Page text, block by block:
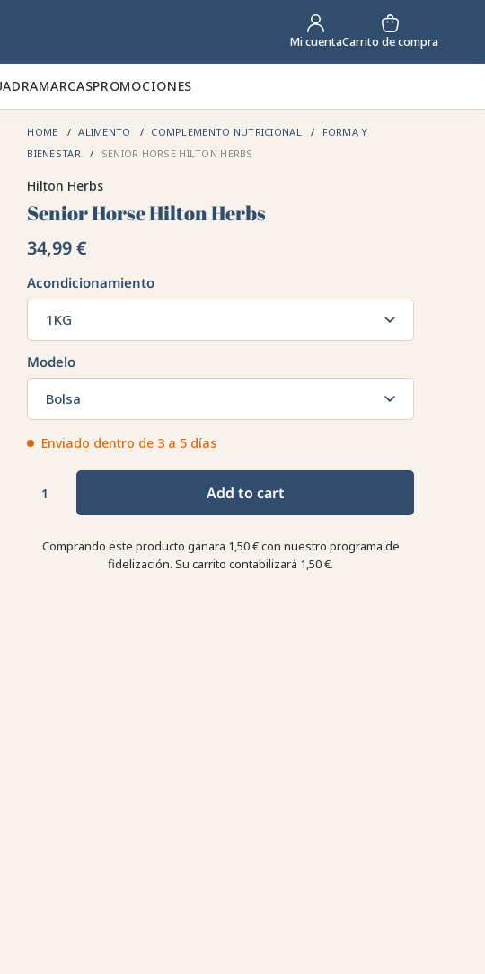
Mi cuentaCarrito de compra
MARCASPROMOCIONES
HOME ALIMENTO COMPLEMENTO NUTRICIONAL
FORMA Y
BIENESTAR
SENIOR HORSE HILTON HERBS
Hilton Herbs
Senior Horse Hilton Herbs
34,99 €
Acondicionamiento
1KG
Modelo
Bolsa
Enviado dentro de 3 a 5 días
Add to cart
Comprando este producto ganara 1,50 €con nuestro programa de
fidelización. Su carrito contabilizará 1,50 €.